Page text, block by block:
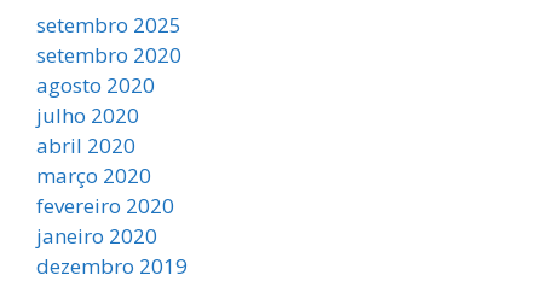
setembro 2025
setembro 2020
agosto 2020
julho 2020
abril 2020
março 2020
fevereiro 2020
janeiro 2020
dezembro 2019